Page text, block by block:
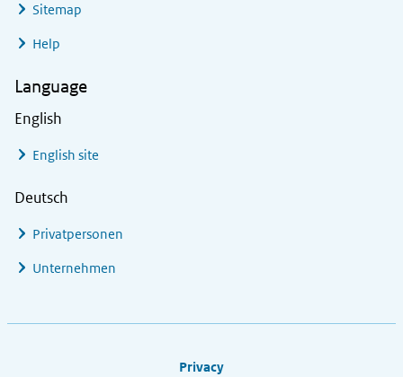
Sitemap
Help
Language
English
English site
Deutsch
Privatpersonen
Unternehmen
Privacy